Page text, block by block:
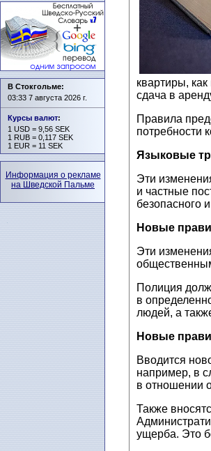
квартиры,
сдача в
Правила
потребности
Языковые
Эти
и частные
безопасного
Новые
Эти
Полиция
в
людей, а
Новые
Вводится
например, в
в отношении
Также
ущерба. Это
В Стокгольме:
03:33 7 августа 2026 г.
Курсы валют:
1 USD = 9,56 SEK
1 RUB = 0,117 SEK
1 EUR = 11 SEK
Информация о рекламе
на Шведской Пальме